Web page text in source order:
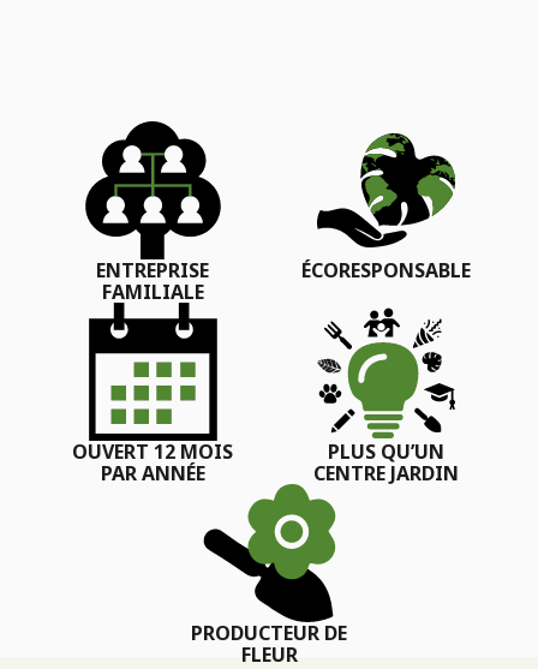
ENTREPRISE
FAMILIALE
ÉCORESPONSABLE
OUVERT 12 MOIS
PAR ANNÉE
PLUS QU’UN
CENTRE JARDIN
PRODUCTEUR DE
FLEUR